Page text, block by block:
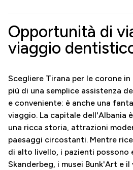
Opportunità di
viaggio
Scegliere Tirana per le corone
più di una semplice assistenza
e conveniente: è anche una
viaggio. La capitale dell'Albania
una ricca storia, attrazioni
paesaggi circostanti. Mentre
di alto livello, i pazienti possono
Skanderbeg, i musei Bunk'Art e